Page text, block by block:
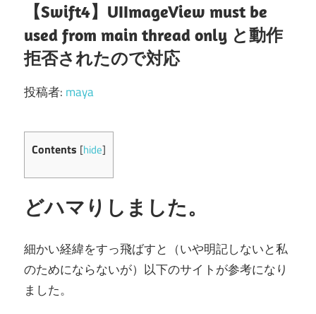
【Swift4】UIImageView must be
used from main thread only と動作
拒否されたので対応
投稿者: maya
Contents [hide]
どハマりしました。
細かい経緯をすっ飛ばすと（いや明記しないと私
のためにならないが）以下のサイトが参考になり
ました。